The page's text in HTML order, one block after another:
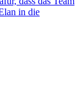
in die